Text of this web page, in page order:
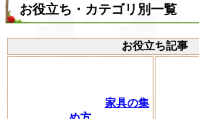
お役立ち・カテゴリ別一覧
お役立ち記事
家具の集